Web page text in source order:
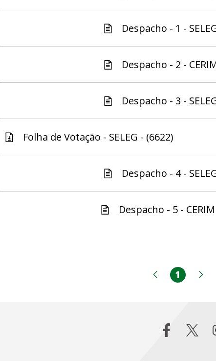
Despacho - 1 -
Despacho - 2 -
Despacho - 3 -
Folha de Votação - SELEG - (6622)
Despacho - 4 -
Despacho - 5 -
Página
Página
1